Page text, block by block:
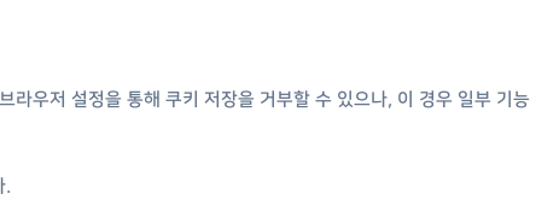
우저 설정을 통해 쿠키 저장을 거부할 수 있으나, 이 경우 일부 기
.